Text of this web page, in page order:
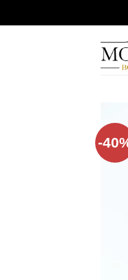
-